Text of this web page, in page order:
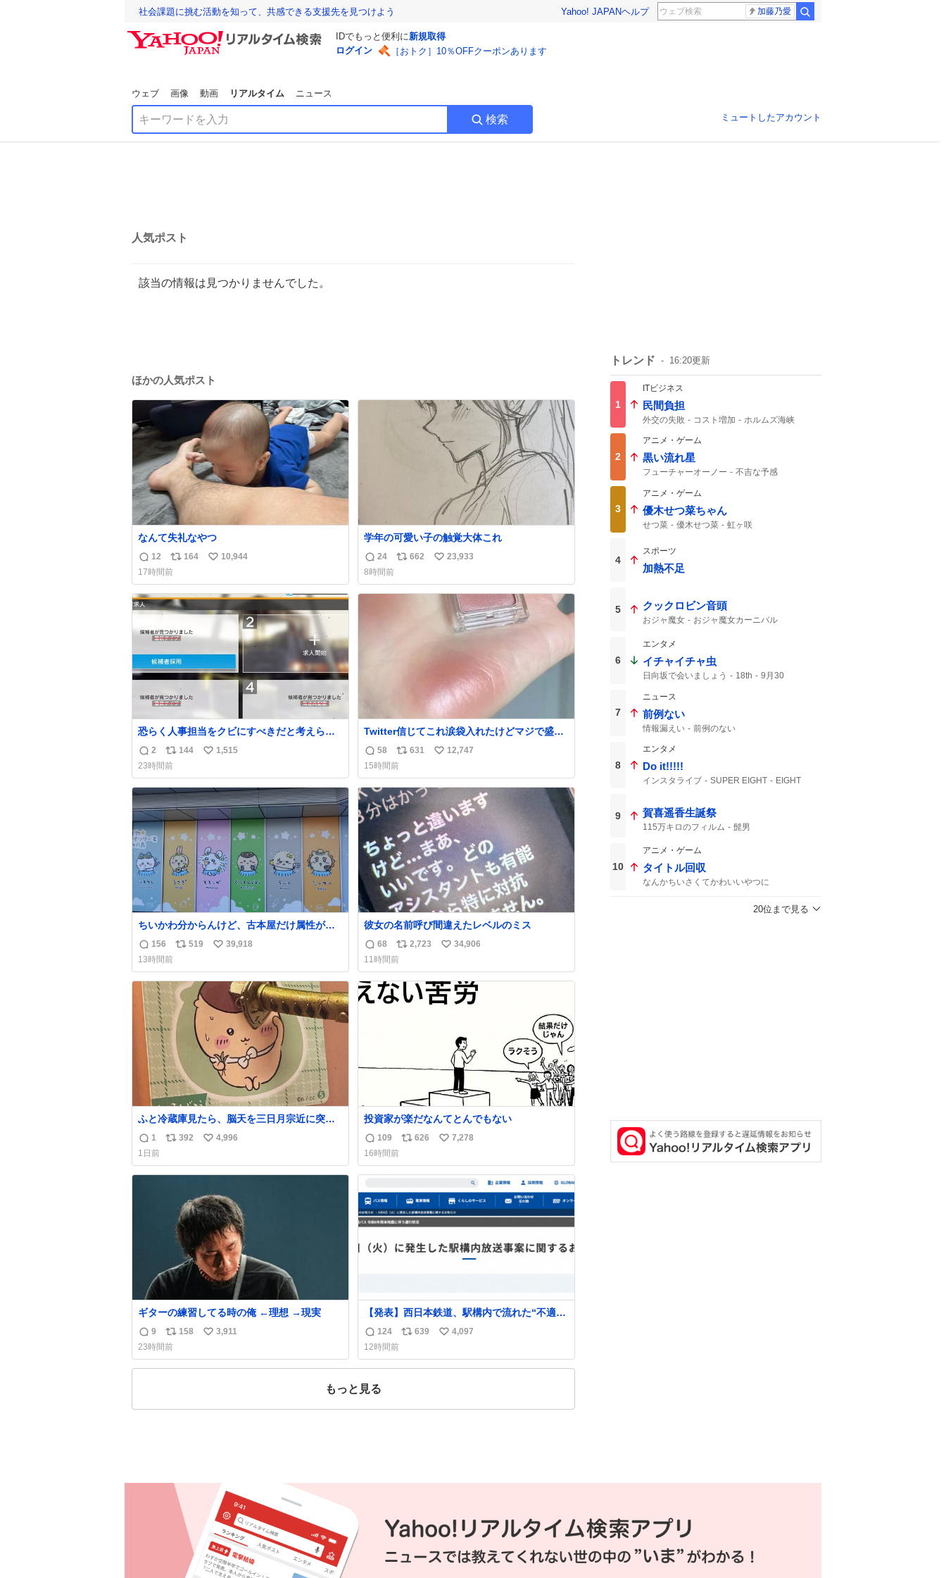
社会課題に挑む活動を知って、共感できる支援先を見つけよう Yahoo! JAPANヘルプ 加藤乃愛
IDでもっと便利に新規取得
ログイン
［おトク］10％OFFクーポンあります
ウェブ 画像 動画 リアルタイム ニュース
検索 ミュートしたアカウント
人気ポスト
該当の情報は見つかりませんでした。
ほかの人気ポスト
なんて失礼なやつ
返
信
数
12
リ
ポ
ス
ト
164
い
ね
数
10,944
17時間前
学年の可愛い子の触覚大体これ
返
信
数
24
リ
ス
662
い
ね
23,933
8時間前
恐らく人事担当をクビにすべきだと考えられ
るが‥‥‥
返
信
数
2
リ
ポ
ス
ト
144
い
ね
数
1,515
23時間前
Twitter信じてこれ涙袋入れたけどマジで盛れ
た…ありがとう…
返
信
数
58
リ
ポ
ス
ト
631
い
ね
数
12,747
15時間前
ちいかわ分からんけど、古本屋だけ属性が名
前になってるのはどういうこと？
返
信
数
156
リ
ス
ト
数
519
い
ね
39,918
13時間前
彼女の名前呼び間違えたレベルのミス
返
信
数
68
リ
ポ
ス
ト
2,723
い
ね
数
34,906
11時間前
ふと冷蔵庫見たら、脳天を三日月宗近に突き
刺されてるくりまんじゅうパイセンが
返
信
数
1
リ
ス
392
い
ね
4,996
1日前
投資家が楽だなんてとんでもない
返
信
数
109
リ
ス
数
626
い
ね
7,278
16時間前
ギターの練習してる時の俺 ←理想 →現実
返
信
数
9
リ
ポ
ス
158
い
ね
3,911
23時間前
【発表】西日本鉄道、駅構内で流れた“不適切
音声”に声明「被害届も検討」
news.livedoor.com/article/detail… 4日に西
鉄福岡（天神）駅および薬院駅で発生した駅
構内放送事案について声明を公表した。「第
に音声が流された可能性も含めて確認を実
返
信
数
124
リ
ス
639
い
ね
4,097
12時間前
もっと見る
トレンド 16:20更新
1
ITビジネス
民間負担
外交の失敗 コスト増加 ホルムズ海峡
2
アニメ・ゲーム
黒い流れ星
フューチャーオーノー
不吉な予感
3
アニメ・ゲーム
優木せつ菜ちゃん
せつ菜 優木せつ菜 虹ヶ咲
4
スポーツ
加熱不足
5 クックロビン音頭
おジャ魔女
おジャ魔女カーニバル
6
エンタメ
イチャイチャ虫
日向坂で会いましょう 18th 9月30
7
ニュース
前例ない
情報漏えい 前例のない
8
エンタメ
Do it!!!!!
インスタライブ SUPER EIGHT
EIGHT
9 賀喜遥香生誕祭
115万キロのフィルム 髭男
10
アニメ・ゲーム
タイトル回収
なんかちいさくてかわいいやつに
鶴見中尉
20位まで見る